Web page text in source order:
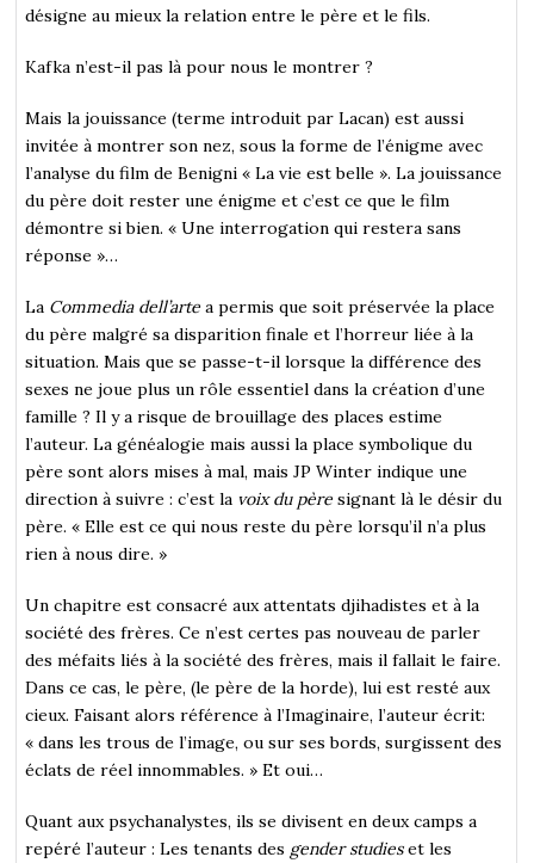
désigne au mieux la relation entre le père et le fils.
Kafka n’est-il pas là pour nous le montrer ?
Mais la jouissance (terme introduit par Lacan) est aussi
invitée à montrer son nez, sous la forme de l’énigme avec
l’analyse du film de Benigni « La vie est belle ». La jouissance
du père doit rester une énigme et c’est ce que le film
démontre si bien. « Une interrogation qui restera sans
réponse »…
La Commedia dell’arte a permis que soit préservée la place
du père malgré sa disparition finale et l’horreur liée à la
situation. Mais que se passe-t-il lorsque la différence des
sexes ne joue plus un rôle essentiel dans la création d’une
famille ? Il y a risque de brouillage des places estime
l’auteur. La généalogie mais aussi la place symbolique du
père sont alors mises à mal, mais JP Winter indique une
direction à suivre : c’est la voix du père signant là le désir du
père. « Elle est ce qui nous reste du père lorsqu’il n’a plus
rien à nous dire. »
Un chapitre est consacré aux attentats djihadistes et à la
société des frères. Ce n’est certes pas nouveau de parler
des méfaits liés à la société des frères, mais il fallait le faire.
Dans ce cas, le père, (le père de la horde), lui est resté aux
cieux. Faisant alors référence à l’Imaginaire, l’auteur écrit:
« dans les trous de l’image, ou sur ses bords, surgissent des
éclats de réel innommables. » Et oui…
Quant aux psychanalystes, ils se divisent en deux camps a
repéré l’auteur : Les tenants des gender studieset les